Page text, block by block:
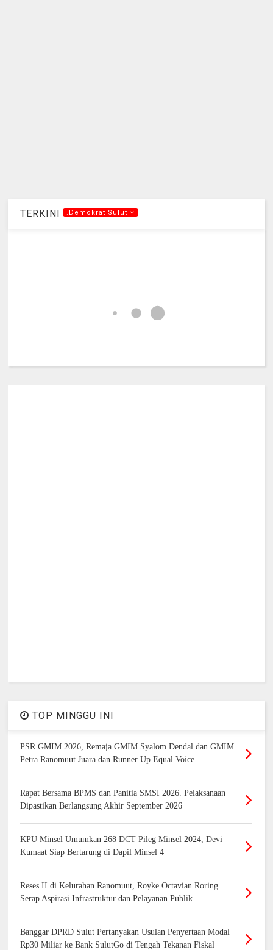
TERKINI .Demokrat Sulut
TOP MINGGU INI
PSR GMIM 2026, Remaja GMIM Syalom Dendal dan GMIM
Petra Ranomuut Juara dan Runner Up Equal Voice
Rapat Bersama BPMS dan Panitia SMSI 2026. Pelaksanaan
Dipastikan Berlangsung Akhir September 2026
KPU Minsel Umumkan 268 DCT Pileg Minsel 2024, Devi
Kumaat Siap Bertarung di Dapil Minsel 4
Reses II di Kelurahan Ranomuut, Royke Octavian Roring
Serap Aspirasi Infrastruktur dan Pelayanan Publik
Banggar DPRD Sulut Pertanyakan Usulan Penyertaan Modal
Rp30 Miliar ke Bank SulutGo di Tengah Tekanan Fiskal